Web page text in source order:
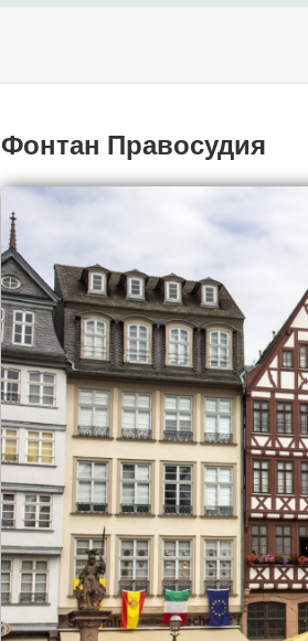
Фонтан Правосудия